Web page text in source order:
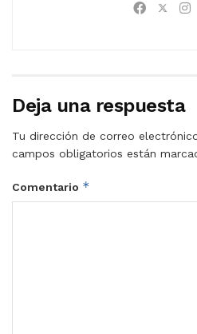
Deja una respuesta
Tu dirección de correo
campos obligatorios están
Comentario *